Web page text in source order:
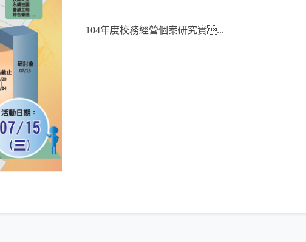
104年度校務經營個案研究實...